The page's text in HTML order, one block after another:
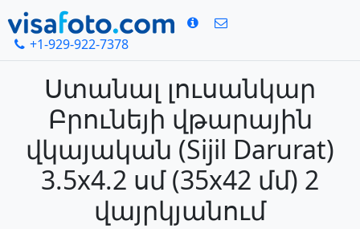
+1-929-922-7378
Ստանալ լուսանկար
Բրունեյի վթարային
վկայական (Sijil Darurat)
3.5x4.2 սմ (35x42 մմ) 2
վայրկյանում